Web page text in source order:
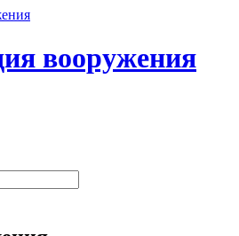
вооружения